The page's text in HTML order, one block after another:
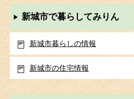
新城市で暮らしてみりん
新城市暮らしの情報
新城市の住宅情報